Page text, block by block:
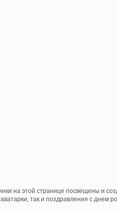
на этой странице посвещены и
аватарки, так и поздравления с днем